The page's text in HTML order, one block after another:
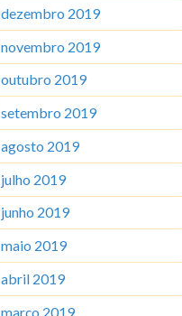
dezembro 2019
novembro 2019
outubro 2019
setembro 2019
agosto 2019
julho 2019
junho 2019
maio 2019
abril 2019
março 2019